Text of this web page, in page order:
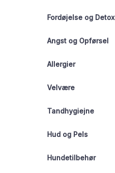
Fordøjelse og Detox
Angst og Opførsel
Allergier
Velvære
Tandhygiejne
Hud og Pels
Hundetilbehør